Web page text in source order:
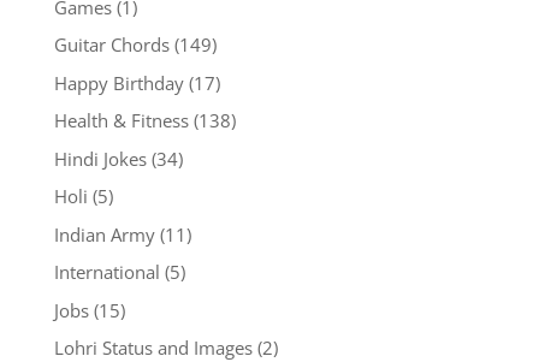
Games(1)
Guitar Chords(149)
Happy Birthday(17)
Health & Fitness(138)
Hindi Jokes(34)
Holi (5)
Indian Army(11)
International (5)
Jobs(15)
Lohri Status and Images(2)